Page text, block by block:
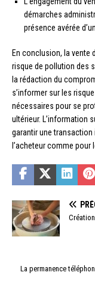
démarches
présence avérée
En conclusion, la vente
risque de pollution des
la rédaction du
s’informer sur les
nécessaires pour se
ultérieur. L’information
garantir une
l’acheteur comme pour
La permanence